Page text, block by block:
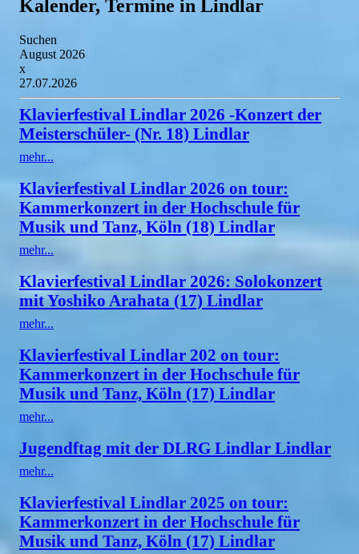
Kalender, Termine in Lindlar
Suchen
August 2026
x
27.07.2026
Klavierfestival Lindlar 2026 -Konzert der
Meisterschüler- (Nr. 18) Lindlar
mehr...
Klavierfestival Lindlar 2026 on tour:
Kammerkonzert in der Hochschule für
Musik und Tanz, Köln (18) Lindlar
mehr...
Klavierfestival Lindlar 2026: Solokonzert
mit Yoshiko Arahata (17) Lindlar
mehr...
Klavierfestival Lindlar 202 on tour:
Kammerkonzert in der Hochschule für
Musik und Tanz, Köln (17) Lindlar
mehr...
Jugendftag mit der DLRG Lindlar Lindlar
mehr...
Klavierfestival Lindlar 2025 on tour:
Kammerkonzert in der Hochschule für
Musik und Tanz, Köln (17) Lindlar